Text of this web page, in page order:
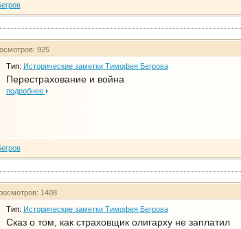
925
Тип: Исторические заметки Тимофея Бегрова
Перестрахование и война
подробнее
1408
Тип: Исторические заметки Тимофея Бегрова
Сказ о том, как страховщик олигарху не заплатил